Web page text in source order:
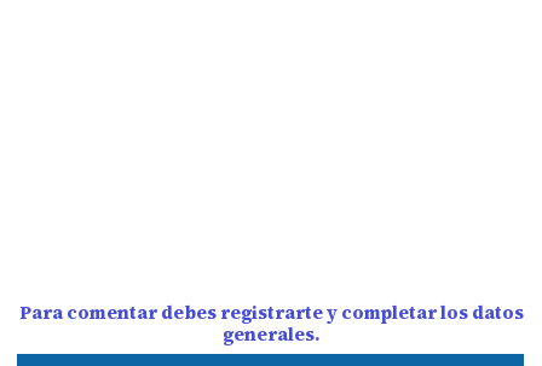
Para comentar debes registrarte y completar los datos
generales.